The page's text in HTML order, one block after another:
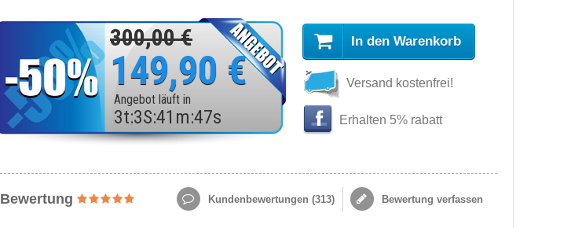
300,00 €
149,90 €
Angebot läuft in
3t:3S:41 m:45s
In den Warenkorb
Versand kostenfrei!
Erhalten 5% rabatt
Bewertung Kundenbewertungen (313) Bewertung verfassen